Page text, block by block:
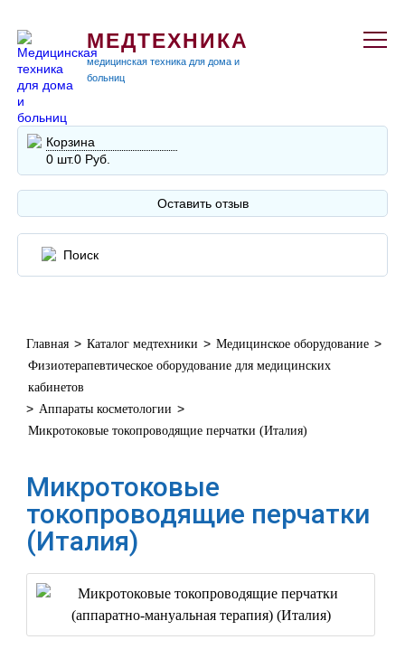
МЕДТЕХНИКА
медицинская техника для дома и
больниц
Корзина
0 шт.0 Руб.
Оставить отзыв
Главная > Каталог медтехники > Медицинское оборудование >
Физиотерапевтическое оборудование для медицинских
кабинетов
> Аппараты косметологии >
Микротоковые токопроводящие перчатки (Италия)
Микротоковые
токопроводящие перчатки
(Италия)